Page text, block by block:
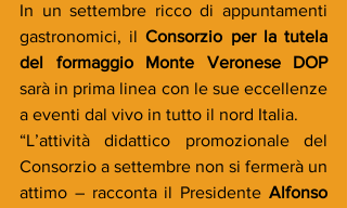
In un settembre ricco di appuntamenti
gastronomici, il Consorzio per la tutela
del formaggio Monte Veronese DOP
sarà in prima linea con le sue eccellenze
a eventi dal vivo in tutto il nord Italia.
“L’attività didattico promozionale del
Consorzio a settembre non si fermerà un
attimo – racconta il Presidente Alfonso